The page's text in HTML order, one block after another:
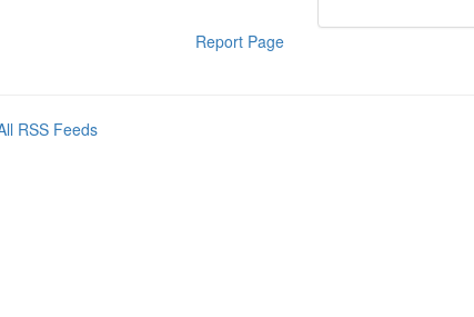
Report Page
RSS Feeds